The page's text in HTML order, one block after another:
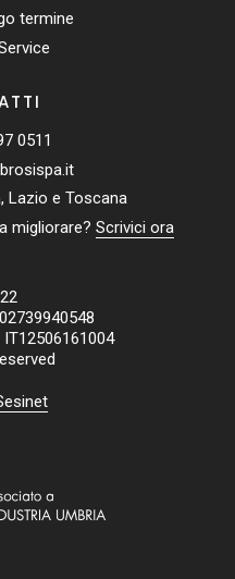
termine
0511
Lazio e Toscana
migliorare? Scrivici ora